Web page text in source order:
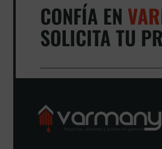
CONFÍA EN
SOLICITA TU